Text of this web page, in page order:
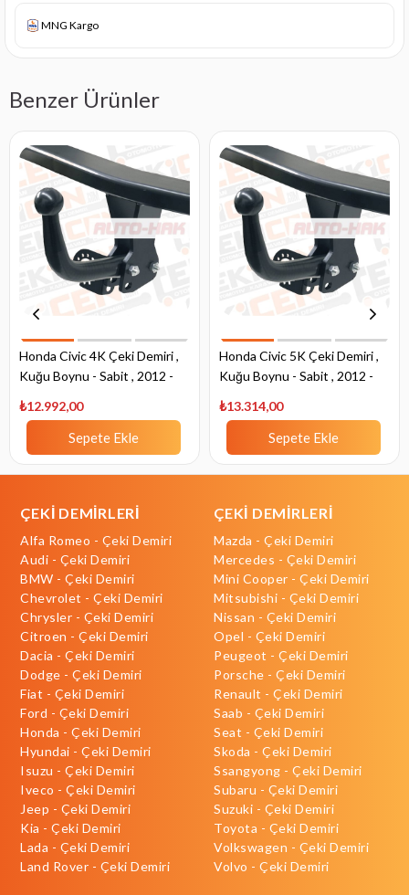
MNG Kargo
Benzer Ürünler
Honda Civic 4K Çeki Demiri ,
Kuğu Boynu - Sabit , 2012 -
₺12.992,00
Sepete Ekle
Honda Civic 5K Çeki Demiri ,
Kuğu Boynu - Sabit , 2012 -
₺13.314,00
Sepete Ekle
ÇEKİ DEMİRLERİ
Alfa Romeo - Çeki Demiri
Audi - Çeki Demiri
BMW - Çeki Demiri
Chevrolet - Çeki Demiri
Chrysler - Çeki Demiri
Citroen - Çeki Demiri
Dacia - Çeki Demiri
Dodge - Çeki Demiri
Fiat - Çeki Demiri
Ford - Çeki Demiri
Honda - Çeki Demiri
Hyundai - Çeki Demiri
Isuzu - Çeki Demiri
Iveco - Çeki Demiri
Jeep - Çeki Demiri
Kia - Çeki Demiri
Lada - Çeki Demiri
Land Rover - Çeki Demiri
ÇEKİ DEMİRLERİ
Mazda - Çeki Demiri
Mercedes - Çeki Demiri
Mini Cooper - Çeki Demiri
Mitsubishi - Çeki Demiri
Nissan - Çeki Demiri
Opel - Çeki Demiri
Peugeot - Çeki Demiri
Porsche - Çeki Demiri
Renault - Çeki Demiri
Saab - Çeki Demiri
Seat - Çeki Demiri
Skoda - Çeki Demiri
Ssangyong - Çeki Demiri
Subaru - Çeki Demiri
Suzuki - Çeki Demiri
Toyota - Çeki Demiri
Volkswagen - Çeki Demiri
Volvo - Çeki Demiri